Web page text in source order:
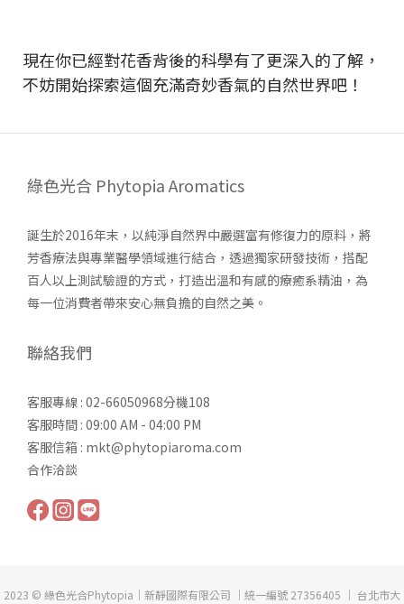
現在你已經對花香背後的科學有了更深入的了解，
不妨開始探索這個充滿奇妙香氣的自然世界吧！
綠色光合 Phytopia Aromatics
誕生於2016年末，以純淨自然界中嚴選富有修復力的原料，將
芳香療法與專業醫學領域進行結合，透過獨家研發技術，搭配
百人以上測試驗證的方式，打造出溫和有感的療癒系精油，為
每一位消費者帶來安心無負擔的自然之美。
聯絡我們
客服專線 : 02-66050968分機108
客服時間 : 09:00 AM - 04:00 PM
客服信箱 : mkt@phytopiaroma.com
合作洽談
2023 © 綠色光合Phytopia｜新靜國際有限公司 ｜統一編號 27356405 ｜ 台北市大